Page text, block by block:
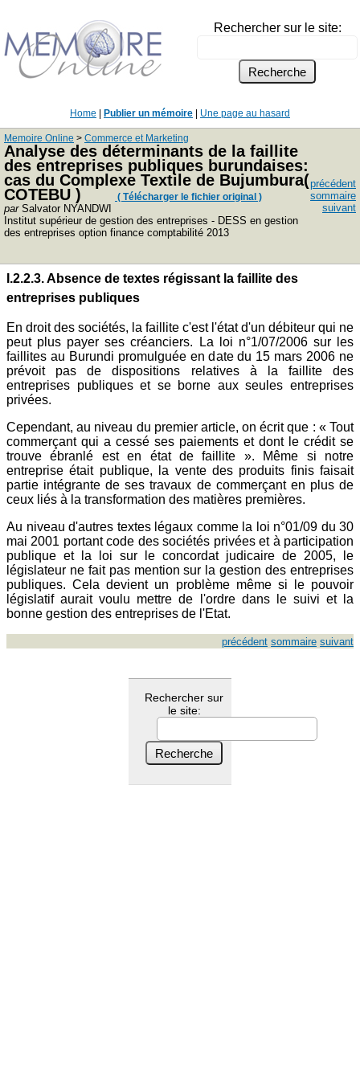
Rechercher sur le site:
Home Publier un mémoire Une page au hasard
Memoire Online > Commerce et Marketing
Analyse des déterminants de la faillite
des entreprises publiques burundaises:
cas du Complexe Textile de Bujumbura(
COTEBU )
( Télécharger le fichier original )
parSalvator NYANDWI
Institut supérieur de gestion des entreprises - DESS en gestion
des entreprises option finance comptabilité 2013
précédent
sommaire
suivant
I.2.2.3. Absence de textes régissant la faillite des
entreprises publiques
En droit des sociétés, la faillite c'est l'état d'un débiteur qui ne
peut plus payer ses créanciers. La loi n°1/07/2006 sur les
faillites au Burundi promulguée en date du 15 mars 2006 ne
prévoit pas de dispositions relatives à la faillite des
entreprises publiques et se borne aux seules entreprises
privées.
Cependant, au niveau du premier article, on écrit que : « Tout
commerçant qui a cessé ses paiements et dont le crédit se
trouve ébranlé est en état de faillite ». Même si notre
entreprise était publique, la vente des produits finis faisait
partie intégrante de ses travaux de commerçant en plus de
ceux liés à la transformation des matières premières.
Au niveau d'autres textes légaux comme la loi n°01/09 du 30
mai 2001 portant code des sociétés privées et à participation
publique et la loi sur le concordat judicaire de 2005, le
législateur ne fait pas mention sur la gestion des entreprises
publiques. Cela devient un problème même si le pouvoir
législatif aurait voulu mettre de l'ordre dans le suivi et la
bonne gestion des entreprises de l'Etat.
précédent sommaire suivant
Rechercher sur
le site: